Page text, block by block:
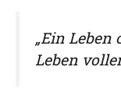
„Ein Leben
Leben